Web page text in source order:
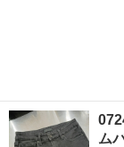
ム